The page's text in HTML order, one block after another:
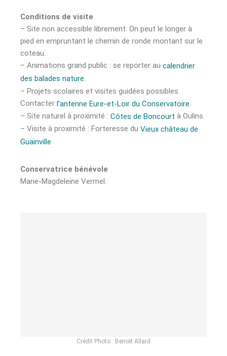
Conditions de visite
– Site non accessible librement. On peut le longer à
pied en empruntant le chemin de ronde montant sur le
coteau.
– Animations grand public : se reporter au calendrier
des balades nature.
– Projets scolaires et visites guidées possibles.
Contacter l’antenne Eure-et-Loir du Conservatoire.
– Site naturel à proximité : Côtes de Boncourt à Oulins.
– Visite à proximité : Forteresse du Vieux château de
Guainville
Conservatrice bénévole
Marie-Magdeleine Vermel.
Crédit Photo : Benoït Allard